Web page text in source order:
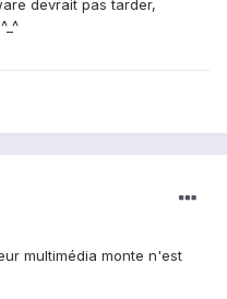
devrait pas tarder,
multimédia monte n'est